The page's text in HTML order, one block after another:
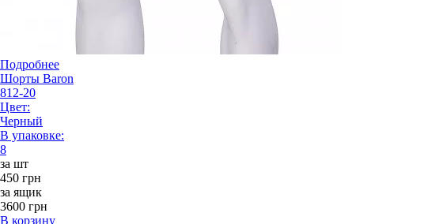
Подробнее
Шорты Baron
812-20
Цвет:
Черный
В упаковке:
8
за шт
450 грн
за ящик
3600 грн
В корзину